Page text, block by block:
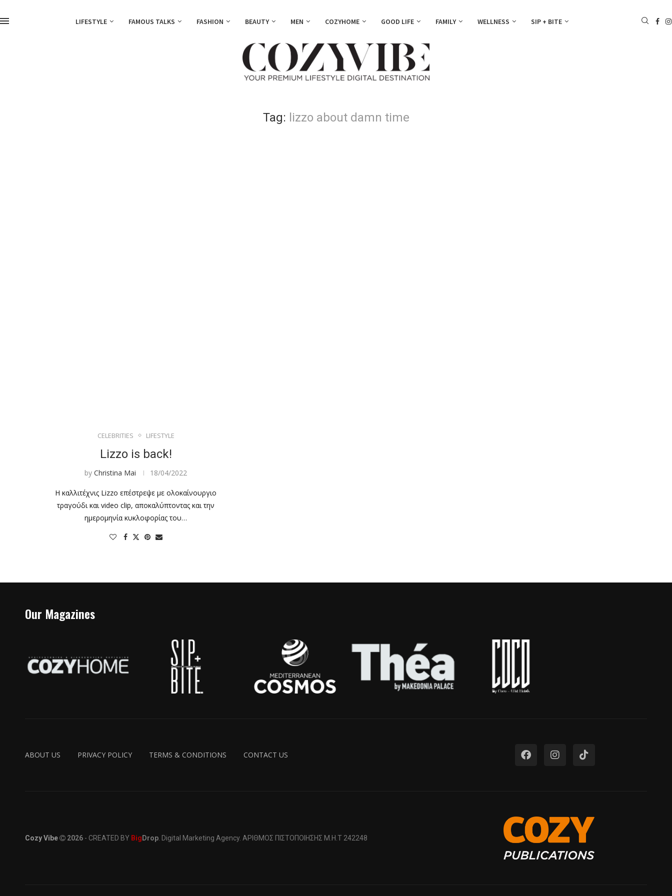
LIFESTYLE FAMOUS TALKS FASHION BEAUTY MEN COZYHOME GOOD LIFE FAMILY WELLNESS SIP + BITE
Tag: lizzo about damn time
CELEBRITIES LIFESTYLE
Lizzo is back!
byChristina Mai 18/04/2022
Η καλλιτέχνις Lizzo επέστρεψε με ολοκαίνουργιο
τραγούδι και video clip, αποκαλύπτοντας και την
ημερομηνία κυκλοφορίας του…
Our Magazines
ABOUT US PRIVACY POLICY TERMS & CONDITIONS CONTACT US
Cozy Vibe 2026 - CREATED BY Big Drop . Digital Marketing Agency. ΑΡΙΘΜΟΣ ΠΙΣΤΟΠΟΙΗΣΗΣ Μ.Η.Τ 242248